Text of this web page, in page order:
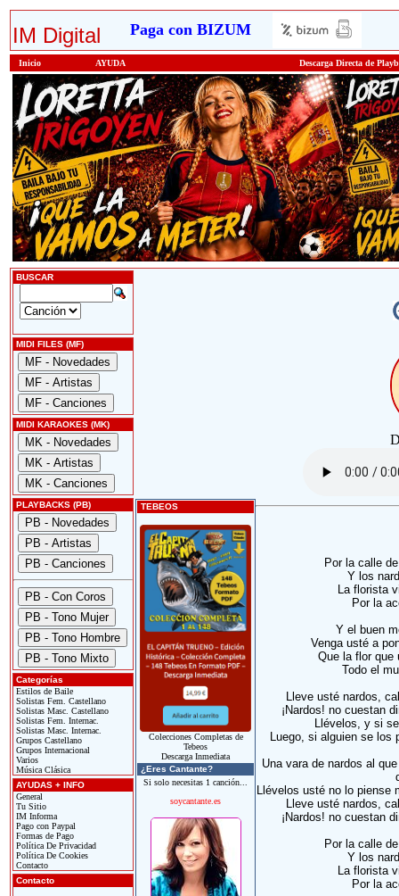
IM Digital Paga con BIZUM
Inicio AYUDA Descarga Directa de
BUSCAR
MIDI FILES (MF)
MIDI KARAOKES (MK)
PLAYBACKS (PB)
Categorías
Estilos de Baile
Solistas Fem. Castellano
Solistas Masc. Castellano
Solistas Fem. Internac.
Solistas Masc. Internac.
Grupos Castellano
Grupos Internacional
Varios
Música Clásica
AYUDAS + INFO
General
Tu Sitio
IM Informa
Pago con Paypal
Formas de Pago
Política De Privacidad
Política De Cookies
Contacto
Contacto
TEBEOS
Colecciones Completas de
Tebeos
Descarga Inmediata
¿Eres Cantante?
Si solo necesitas 1 canción...
soycantante.es
Por la calle
Y los
La florista
Por la
Y el buen
Venga usté a
Que la flor que
Todo el
Lleve usté nardos,
¡Nardos! no cuestan
Llévelos, y si
Luego, si alguien se los
Una vara de nardos al
Llévelos usté no lo piense
Lleve usté nardos,
¡Nardos! no cuestan
Por la calle
Y los
La florista
Por la